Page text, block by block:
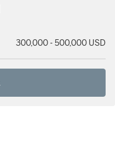
300,000 - 500,000 USD